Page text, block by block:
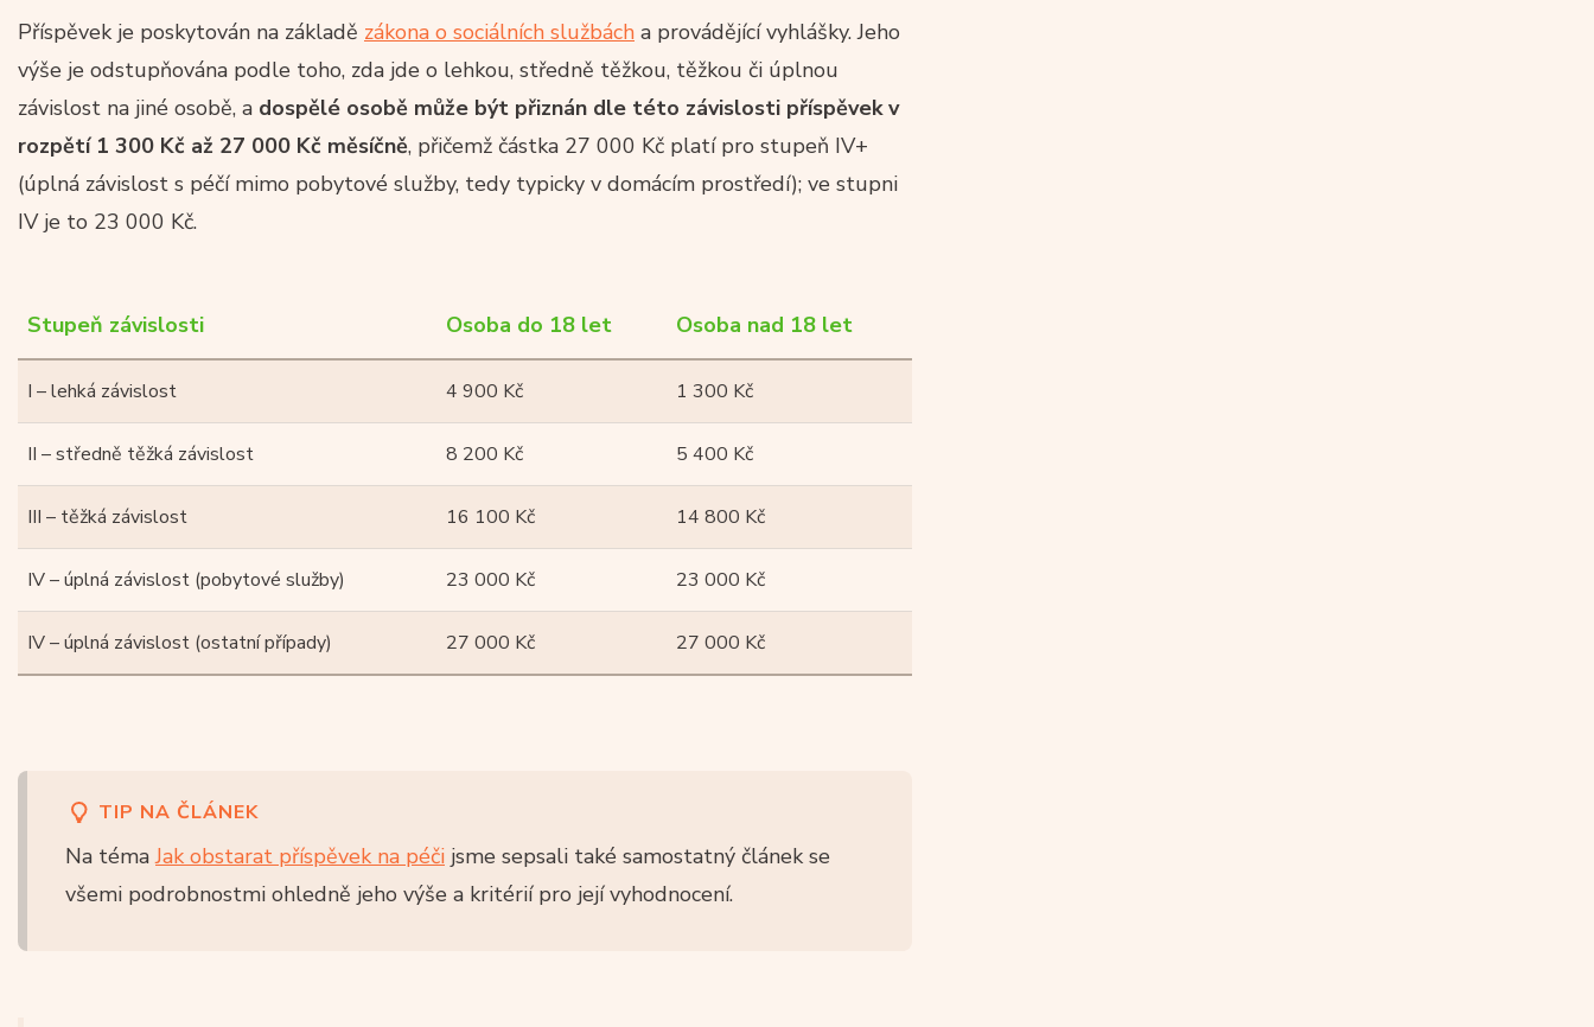
Příspěvek je poskytován na základě zákona o sociálních službách a provádějící vyhlášky. Jeho
výše je odstupňována podle toho, zda jde o lehkou, středně těžkou, těžkou či úplnou
závislost na jiné osobě, a dospělé osobě může být přiznán dle této závislosti příspěvek v
rozpětí 1 300 Kč až 27 000 Kč měsíčně, přičemž částka 27 000 Kč platí pro stupeň IV+
(úplná závislost s péčí mimo pobytové služby, tedy typicky v domácím prostředí); ve stupni
IV je to 23 000 Kč.
Stupeň závislosti Osoba do 18 let Osoba nad 18 let
I – lehká závislost 4 900 Kč 1 300 Kč
II – středně těžká závislost 8 200 Kč 5 400 Kč
III – těžká závislost 16 100 Kč 14 800 Kč
IV – úplná závislost (pobytové služby) 23 000 Kč 23 000 Kč
IV – úplná závislost (ostatní případy) 27 000 Kč 27 000 Kč
TIP NA ČLÁNEK
Na témaJak obstarat příspěvek na péči jsme sepsali také samostatný článek se
všemi podrobnostmi ohledně jeho výše a kritérií pro její vyhodnocení.